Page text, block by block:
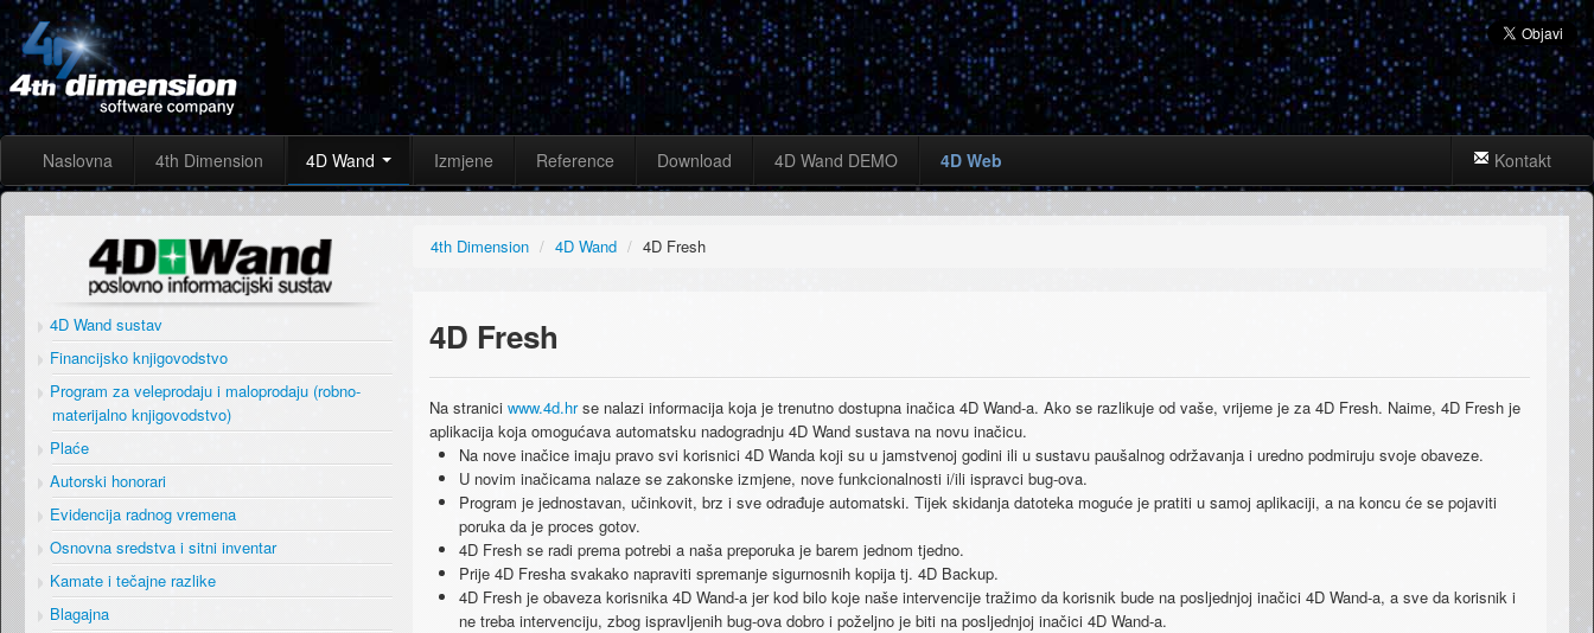
Naslovna 4th Dimension 4D Wand Izmjene Reference Download 4D Wand DEMO 4D Web Kontakt
4D Wand sustav
Financijsko knjigovodstvo
Program za veleprodaju i maloprodaju (robno-
materijalno knjigovodstvo)
Plaće
Autorski honorari
Evidencija radnog vremena
Osnovna sredstva i sitni inventar
Kamate i tečajne razlike
Blagajna
4th Dimension / 4D Wand / 4D Fresh
4D Fresh
Na stranici www.4d.hrse nalazi informacija koja je trenutno dostupna inačica 4D Wand-a. Ako se razlikuje od vaše, vrijeme je za 4D Fresh. Naime, 4D Fresh je
aplikacija koja omogućava automatsku nadogradnju 4D Wand sustava na novu inačicu.
Na nove inačice imaju pravo svi korisnici 4D Wanda koji su u jamstvenoj godini ili u sustavu paušalnog održavanja i uredno podmiruju svoje obaveze.
U novim inačicama nalaze se zakonske izmjene, nove funkcionalnosti i/ili ispravci bug-ova.
Program je jednostavan, učinkovit, brz i sve odrađuje automatski. Tijek skidanja datoteka moguće je pratiti u samoj aplikaciji, a na koncu će se pojaviti
poruka da je proces gotov.
4D Fresh se radi prema potrebi a naša preporuka je barem jednom tjedno.
Prije 4D Fresha svakako napraviti spremanje sigurnosnih kopija tj. 4D Backup.
4D Fresh je obaveza korisnika 4D Wand-a jer kod bilo koje naše intervencije tražimo da korisnik bude na posljednjoj inačici 4D Wand-a, a sve da korisnik i
ne treba intervenciju, zbog ispravljenih bug-ova dobro i poželjno je biti na posljednjoj inačici 4D Wand-a.